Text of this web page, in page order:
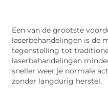
Een van de grootste
laserbehandelingen is de
tegenstelling tot
laserbehandelingen
sneller weer je normale
zonder langdurig herstel.